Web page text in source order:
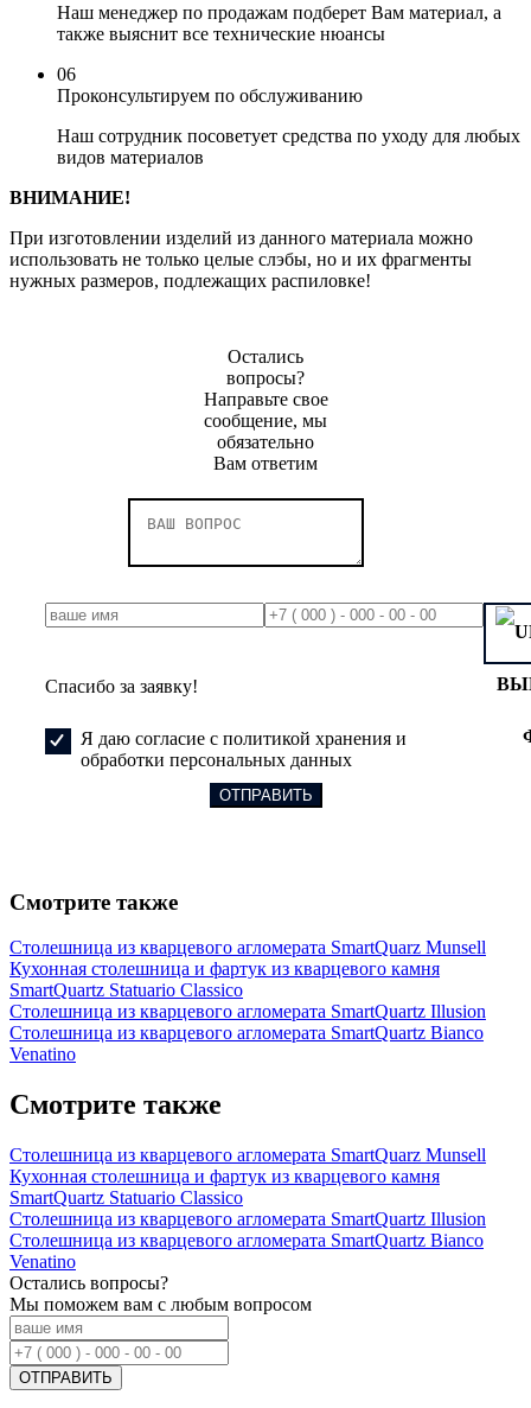
Наш менеджер по продажам подберет Вам материал, а
также выяснит все технические нюансы
06
Проконсультируем по обслуживанию
Наш сотрудник посоветует средства по уходу для любых
видов материалов
ВНИМАНИЕ!
При изготовлении изделий из данного материала можно
использовать не только целые слэбы, но и их фрагменты
нужных размеров, подлежащих распиловке!
Остались
вопросы?
Направьте свое
сообщение, мы
обязательно
Вам ответим
Спасибо за заявку!
Я даю согласие с политикой хранения и
обработки персональных данных
Смотрите также
Столешница из кварцевого агломерата SmartQuarz Munsell
Кухонная столешница и фартук из кварцевого камня
SmartQuartz Statuario Classico
Столешница из кварцевого агломерата SmartQuartz Illusion
Столешница из кварцевого агломерата SmartQuartz Bianco
Venatino
Смотрите также
Столешница из кварцевого агломерата SmartQuarz Munsell
Кухонная столешница и фартук из кварцевого камня
SmartQuartz Statuario Classico
Столешница из кварцевого агломерата SmartQuartz Illusion
Столешница из кварцевого агломерата SmartQuartz Bianco
Venatino
Остались вопросы?
Мы поможем вам с любым вопросом